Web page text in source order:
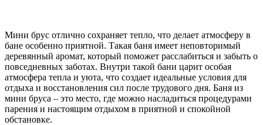
Мини брус отлично сохраняет тепло, что делает атмосферу в
бане особенно приятной. Такая баня имеет неповторимый
деревянный аромат, который поможет расслабиться и забыть о
повседневных заботах. Внутри такой бани царит особая
атмосфера тепла и уюта, что создает идеальные условия для
отдыха и восстановления сил после трудового дня. Баня из
мини бруса – это место, где можно насладиться процедурами
парения и настоящим отдыхом в приятной и спокойной
обстановке.